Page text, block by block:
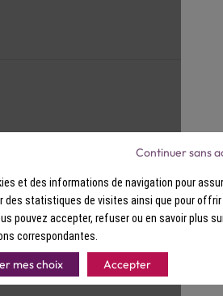
et des informations de navigation pour
statistiques de visites ainsi que pour offrir
pouvez accepter, refuser ou en savoir plus
correspondantes.
mes choix Accepter
Continuer sans